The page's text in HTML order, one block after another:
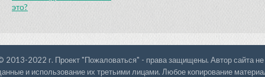
это?
2013-2022 г. Проект "Пожаловаться" - права защищены. Автор сайта не
и использование их третьими лицами. Любое копирование